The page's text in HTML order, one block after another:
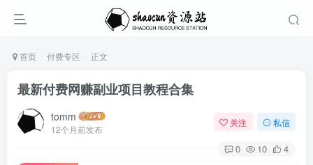
首页 付费专区 正文
最新付费网赚副业项目教程合集
tomm
12个月前发布
关注 私信
0 10 4